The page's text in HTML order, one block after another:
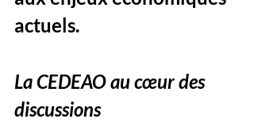
actuels.
La CEDEAO au cœur des
discussions